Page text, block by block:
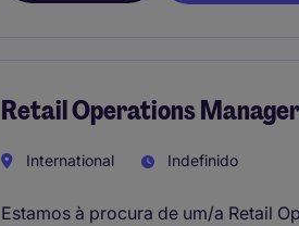
Retail Operations
International Indefinido
Estamos à procura de um/a Retail